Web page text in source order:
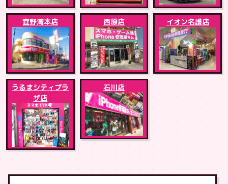
宜野湾本店 西原店 イオン名護店
うるまシティプラ
ザ店
石川店